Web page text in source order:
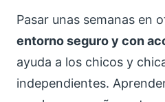
Pasar unas semanas en
entorno seguro y con
ayuda a los chicos y
independientes.